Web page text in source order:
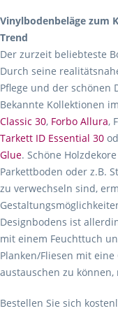
Vinylbodenbeläge zum
Trend
Der zurzeit beliebteste
Durch seine
Pflege und der schönen
Bekannte Kollektionen
Classic 30, Forbo Allura,
Tarkett ID Essential 30
Glue. Schöne
Parkettboden oder z.B.
zu verwechseln sind,
Designbodens ist
mit einem Feuchttuch
Planken/Fliesen mit
austauschen zu
Bestellen Sie sich